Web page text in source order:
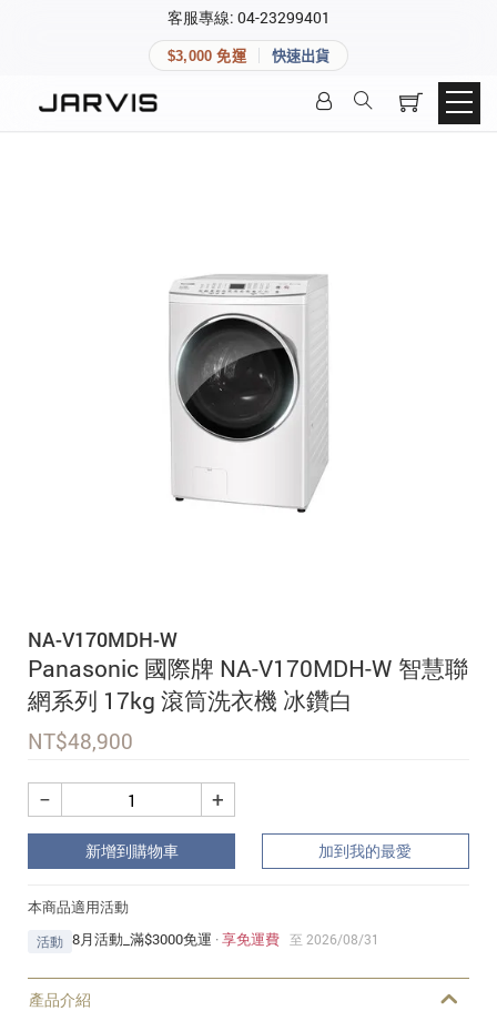
客服專線: 04-23299401
$3,000 免運 快速出貨
NA-V170MDH-W
Panasonic 國際牌 NA-V170MDH-W 智慧聯
網系列 17kg 滾筒洗衣機 冰鑽白
NT$48,900
+
−
新增到購物車 加到我的最愛
本商品適用活動
活動 8月活動_滿$3000免運 ·享免運費 至 2026/08/31
產品介紹
快速連結
登入後可查看訂單、會員資料與收藏清單。
登入會員
建立新帳號
加入 JARVIS VIP